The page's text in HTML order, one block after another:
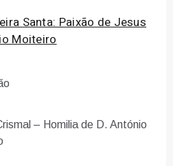
Santa: Paixão de Jesus
Moiteiro